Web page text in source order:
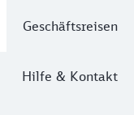
Geschäftsreisen
Hilfe & Kontakt